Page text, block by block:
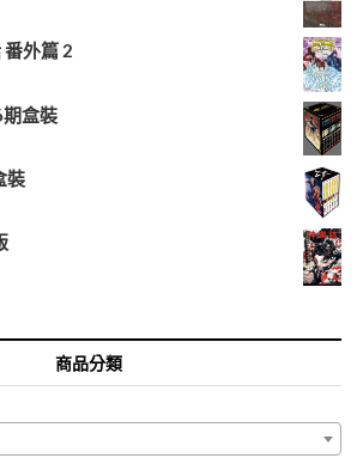
外篇 2
盒裝
裝
商品分類